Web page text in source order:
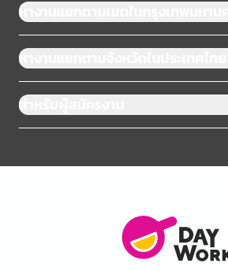
หางานแยกตามเขตในกรุงเทพมหานคร
หางานแยกตามจังหวัดในประเทศไทย
สำหรับผู้สมัครงาน